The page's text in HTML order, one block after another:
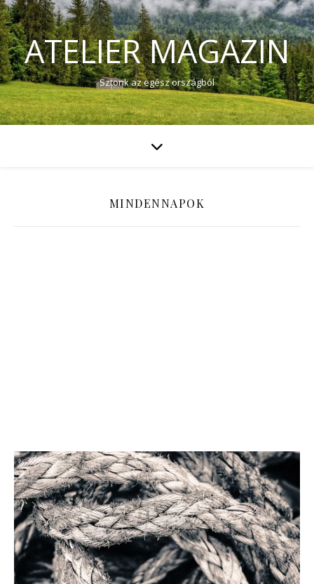
ATELIER MAGAZIN
Sztorik az egész országból
MINDENNAPOK